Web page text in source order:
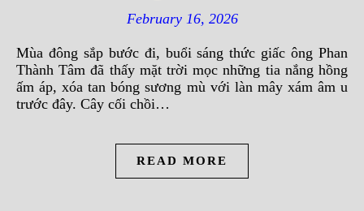
February 16, 2026
Mùa đông sắp bước đi, buổi sáng thức giấc ông Phan
Thành Tâm đã thấy mặt trời mọc những tia nắng hồng
ấm áp, xóa tan bóng sương mù với làn mây xám âm u
trước đây. Cây cối chồi…
READ MORE